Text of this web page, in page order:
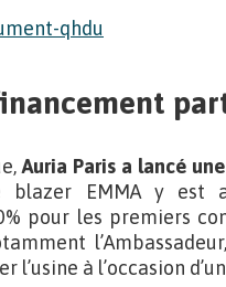
Auria Paris a lancé
EMMA y est
pour les premiers
à l’occasion